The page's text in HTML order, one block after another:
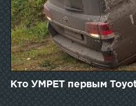
Кто УМРЕТ первым